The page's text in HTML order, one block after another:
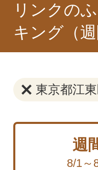
リンクの
キング（週
東京都江
週
8/1～